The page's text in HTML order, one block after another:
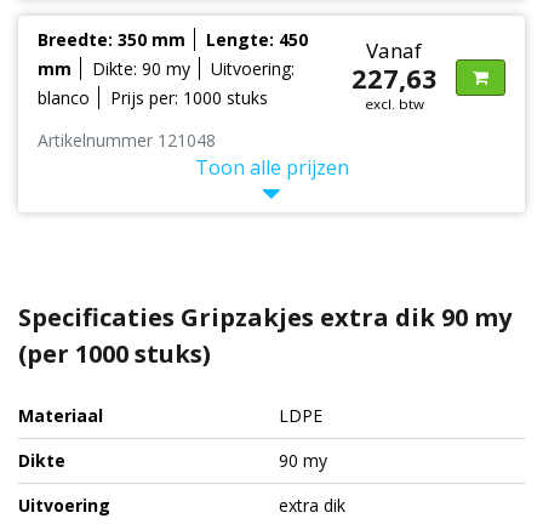
Breedte: 350 mm
Lengte: 450
mm
Dikte: 90 my
Uitvoering:
blanco
Prijs per: 1000 stuks
Vanaf
227,63
excl. btw
Artikelnummer 121048
Toon alle prijzen
Specificaties Gripzakjes extra dik 90 my
(per 1000 stuks)
Materiaal
LDPE
Dikte
90 my
Uitvoering
extra dik